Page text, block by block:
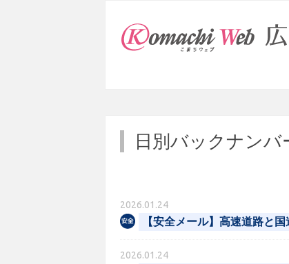
日別バックナンバ
2026.01.24
【安全メール】高速道路と
2026.01.24